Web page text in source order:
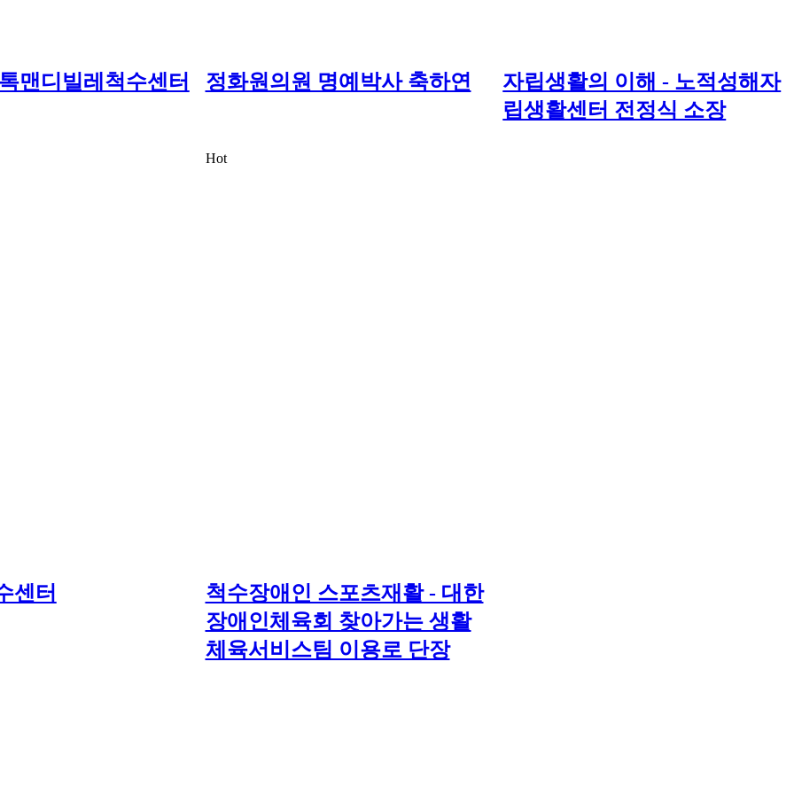
맨디빌레척수센터 정화원의원 명예박사 축하연
자립생활의 이해 - 노적성해자
립생활센터 전정식 소장
센터
Hot
척수장애인 스포츠재활 - 대한
장애인체육회 찾아가는 생활
체육서비스팀 이용로 단장